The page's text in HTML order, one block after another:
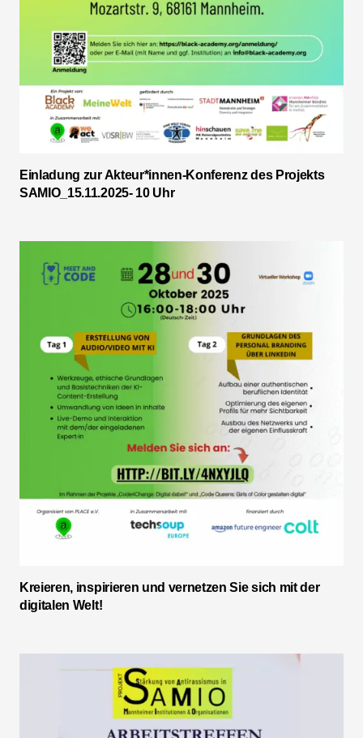
Einladung zur Akteur*innen-Konferenz des Projekts
SAMIO_15.11.2025- 10 Uhr
Kreieren, inspirieren und vernetzen Sie sich mit der
digitalen Welt!